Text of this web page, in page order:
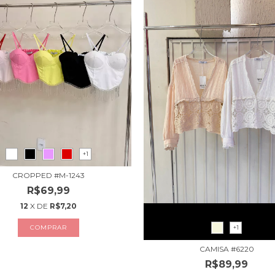
+1
CROPPED #M-1243
R$69,99
12 X DE R$7,20
COMPRAR +1
CAMISA #6220
R$89,99